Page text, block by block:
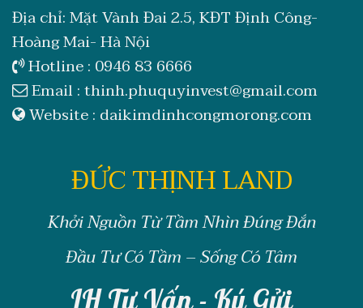
Địa chỉ: Mặt Vành Đai 2.5, KĐT Định Công-
Hoàng Mai- Hà Nội
Hotline : 0946 83 6666
Email :thinh.phuquyinvest@gmail.com
Website : daikimdinhcongmorong.com
ĐỨC THỊNH LAND
Khởi Nguồn Từ Tầm Nhìn Đúng Đắn
Đầu Tư Có Tầm – Sống Có Tâm